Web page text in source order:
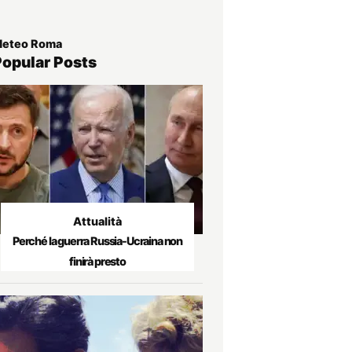
Roma
Posts
Attualità
Perché la guerra Russia-Ucraina non
finirà presto